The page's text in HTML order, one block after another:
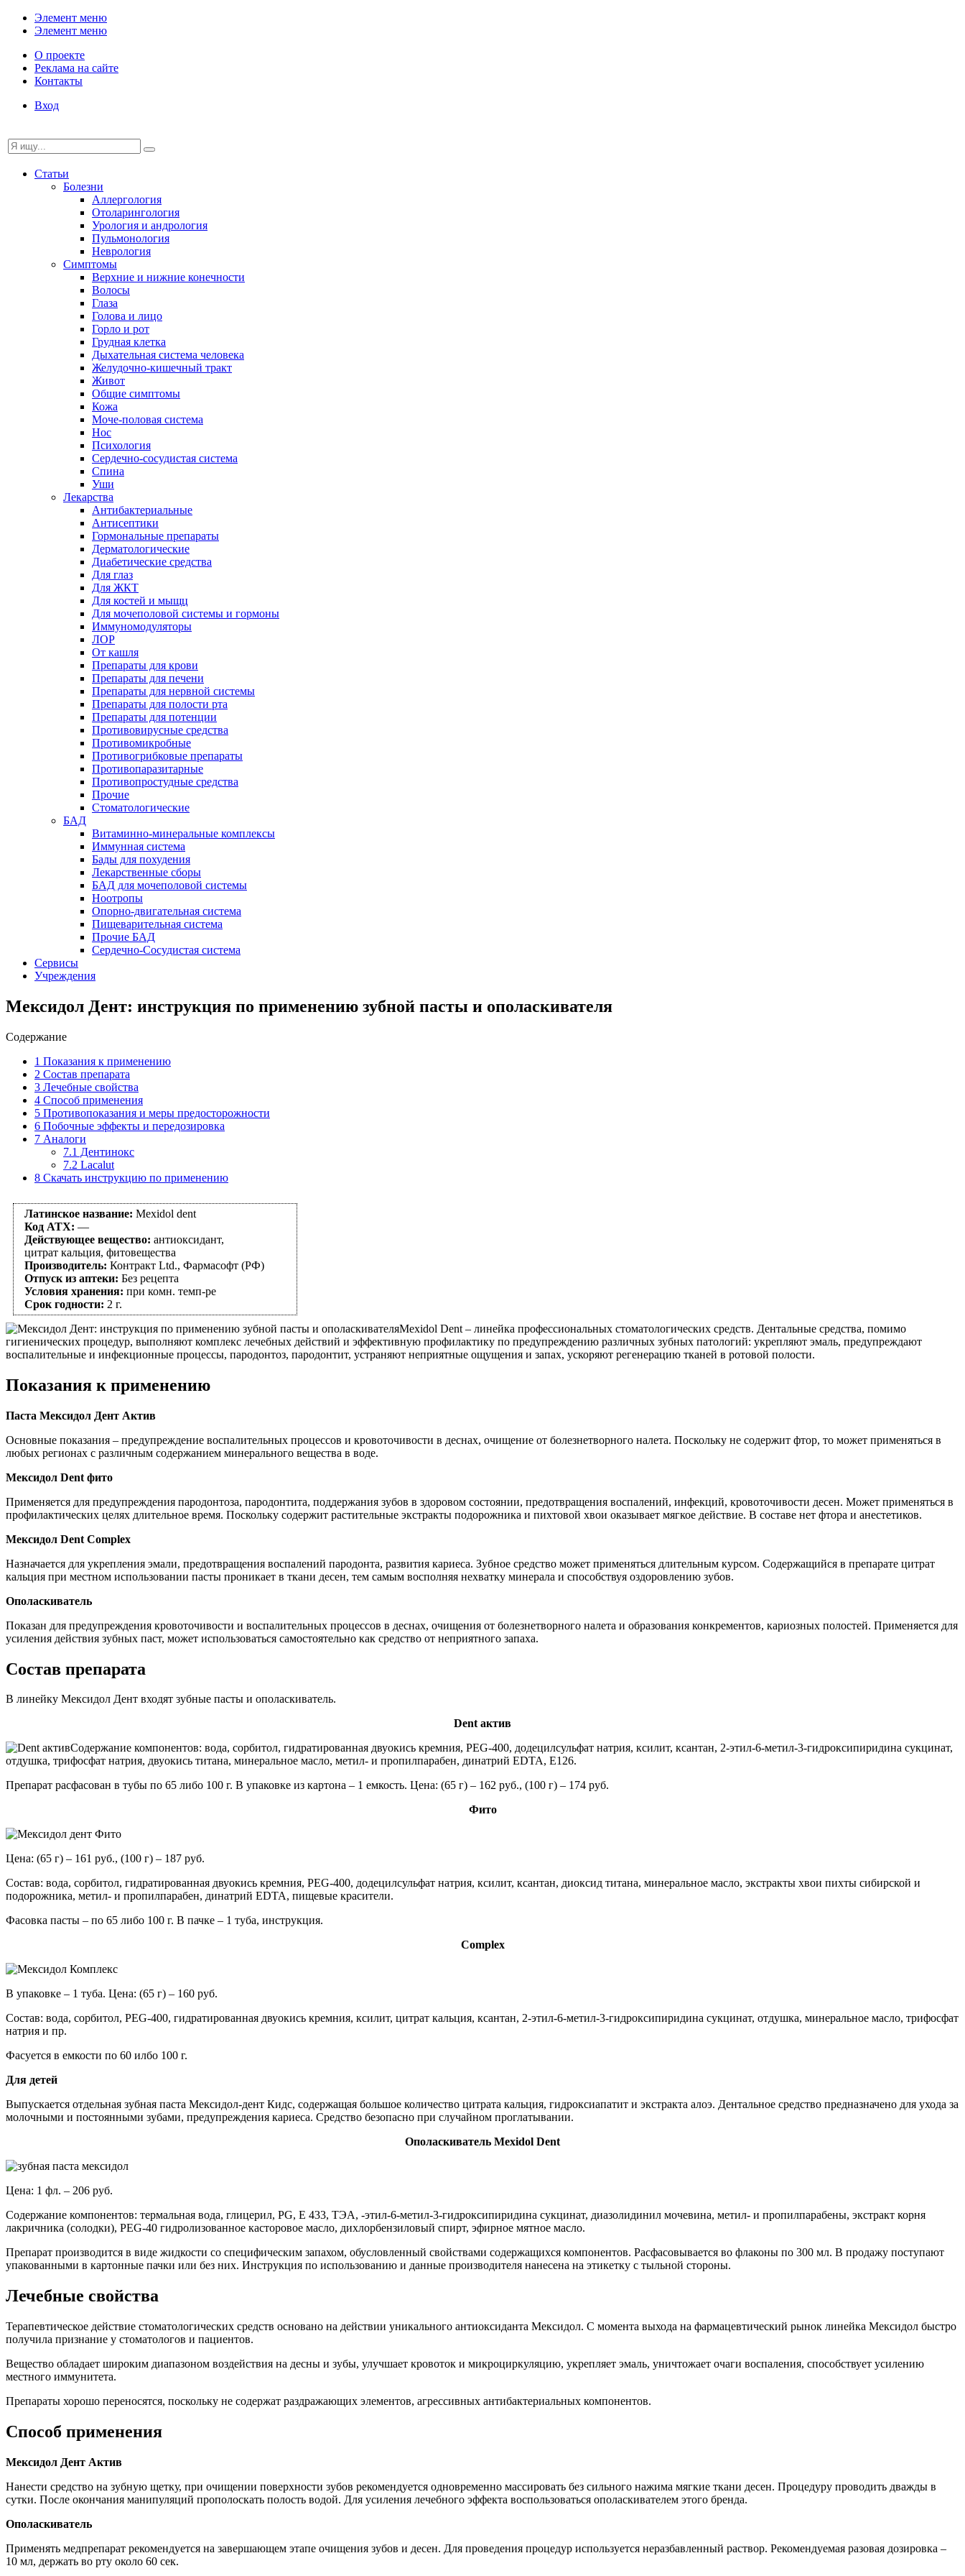
Элемент меню
Элемент меню
О проекте
Реклама на сайте
Контакты
Вход
Статьи
Болезни
Аллергология
Отоларингология
Урология и андрология
Пульмонология
Неврология
Симптомы
Верхние и нижние конечности
Волосы
Глаза
Голова и лицо
Горло и рот
Грудная клетка
Дыхательная система человека
Желудочно-кишечный тракт
Живот
Общие симптомы
Кожа
Моче-половая система
Нос
Психология
Сердечно-сосудистая система
Спина
Уши
Лекарства
Антибактериальные
Антисептики
Гормональные препараты
Дерматологические
Диабетические средства
Для глаз
Для ЖКТ
Для костей и мыщц
Для мочеполовой системы и гормоны
Иммуномодуляторы
ЛОР
От кашля
Препараты для крови
Препараты для печени
Препараты для нервной системы
Препараты для полости рта
Препараты для потенции
Противовирусные средства
Противомикробные
Противогрибковые препараты
Противопаразитарные
Противопростудные средства
Прочие
Стоматологические
БАД
Витаминно-минеральные комплексы
Иммунная система
Бады для похудения
Лекарственные сборы
БАД для мочеполовой системы
Ноотропы
Опорно-двигательная система
Пищеварительная система
Прочие БАД
Сердечно-Сосудистая система
Сервисы
Учреждения
Мексидол Дент: инструкция по применению зубной пасты и ополаскивателя
Содержание
1 Показания к применению
2 Состав препарата
3 Лечебные свойства
4 Способ применения
5 Противопоказания и меры предосторожности
6 Побочные эффекты и передозировка
7 Аналоги
7.1 Дентинокс
7.2 Lacalut
8 Скачать инструкцию по применению
Латинское название: Mexidol dent
Код АТХ: —
Действующее вещество: антиоксидант,
цитрат кальция, фитовещества
Производитель: Контракт Ltd., Фармасофт (РФ)
Отпуск из аптеки: Без рецепта
Условия хранения: при комн. темп-ре
Срок годности: 2 г.
Mexidol Dent – линейка профессиональных стоматологических средств. Дентальные средства, помимо
гигиенических процедур, выполняют комплекс лечебных действий и эффективную профилактику по предупреждению различных зубных патологий: укрепляют эмаль, предупреждают
воспалительные и инфекционные процессы, пародонтоз, пародонтит, устраняют неприятные ощущения и запах, ускоряют регенерацию тканей в ротовой полости.
Показания к применению
Паста Мексидол Дент Актив
Основные показания – предупреждение воспалительных процессов и кровоточивости в деснах, очищение от болезнетворного налета. Поскольку не содержит фтор, то может применяться в
любых регионах с различным содержанием минерального вещества в воде.
Мексидол Dent фито
Применяется для предупреждения пародонтоза, пародонтита, поддержания зубов в здоровом состоянии, предотвращения воспалений, инфекций, кровоточивости десен. Может применяться в
профилактических целях длительное время. Поскольку содержит растительные экстракты подорожника и пихтовой хвои оказывает мягкое действие. В составе нет фтора и анестетиков.
Мексидол Dent Complex
Назначается для укрепления эмали, предотвращения воспалений пародонта, развития кариеса. Зубное средство может применяться длительным курсом. Содержащийся в препарате цитрат
кальция при местном использовании пасты проникает в ткани десен, тем самым восполняя нехватку минерала и способствуя оздоровлению зубов.
Ополаскиватель
Показан для предупреждения кровоточивости и воспалительных процессов в деснах, очищения от болезнетворного налета и образования конкрементов, кариозных полостей. Применяется для
усиления действия зубных паст, может использоваться самостоятельно как средство от неприятного запаха.
Состав препарата
В линейку Мексидол Дент входят зубные пасты и ополаскиватель.
Dent актив
Содержание компонентов: вода, сорбитол, гидратированная двуокись кремния, PEG-400, додецилсульфат натрия, ксилит, ксантан, 2-этил-6-метил-3-гидроксипиридина сукцинат,
отдушка, трифосфат натрия, двуокись титана, минеральное масло, метил- и пропилпарабен, динатрий EDTA, Е126.
Препарат расфасован в тубы по 65 либо 100 г. В упаковке из картона – 1 емкость. Цена: (65 г) – 162 руб., (100 г) – 174 руб.
Фито
Цена: (65 г) – 161 руб., (100 г) – 187 руб.
Состав: вода, сорбитол, гидратированная двуокись кремния, PEG-400, додецилсульфат натрия, ксилит, ксантан, диоксид титана, минеральное масло, экстракты хвои пихты сибирской и
подорожника, метил- и пропилпарабен, динатрий EDTA, пищевые красители.
Фасовка пасты – по 65 либо 100 г. В пачке – 1 туба, инструкция.
Complex
В упаковке – 1 туба. Цена: (65 г) – 160 руб.
Состав: вода, сорбитол, PEG-400, гидратированная двуокись кремния, ксилит, цитрат кальция, ксантан, 2-этил-6-метил-3-гидроксипиридина сукцинат, отдушка, минеральное масло, трифосфат
натрия и пр.
Фасуется в емкости по 60 илбо 100 г.
Для детей
Выпускается отдельная зубная паста Мексидол-дент Кидс, содержащая большое количество цитрата кальция, гидроксиапатит и экстракта алоэ. Дентальное средство предназначено для ухода за
молочными и постоянными зубами, предупреждения кариеса. Средство безопасно при случайном проглатывании.
Ополаскиватель Mexidol Dent
Цена: 1 фл. – 206 руб.
Содержание компонентов: термальная вода, глицерил, PG, Е 433, ТЭА, -этил-6-метил-3-гидроксипиридина сукцинат, диазолидинил мочевина, метил- и пропилпарабены, экстракт корня
лакричника (солодки), PEG-40 гидролизованное касторовое масло, дихлорбензиловый спирт, эфирное мятное масло.
Препарат производится в виде жидкости со специфическим запахом, обусловленный свойствами содержащихся компонентов. Расфасовывается во флаконы по 300 мл. В продажу поступают
упакованными в картонные пачки или без них. Инструкция по использованию и данные производителя нанесена на этикетку с тыльной стороны.
Лечебные свойства
Терапевтическое действие стоматологических средств основано на действии уникального антиоксиданта Мексидол. С момента выхода на фармацевтический рынок линейка Мексидол быстро
получила признание у стоматологов и пациентов.
Вещество обладает широким диапазоном воздействия на десны и зубы, улучшает кровоток и микроциркуляцию, укрепляет эмаль, уничтожает очаги воспаления, способствует усилению
местного иммунитета.
Препараты хорошо переносятся, поскольку не содержат раздражающих элементов, агрессивных антибактериальных компонентов.
Способ применения
Мексидол Дент Актив
Нанести средство на зубную щетку, при очищении поверхности зубов рекомендуется одновременно массировать без сильного нажима мягкие ткани десен. Процедуру проводить дважды в
сутки. После окончания манипуляций прополоскать полость водой. Для усиления лечебного эффекта воспользоваться ополаскивателем этого бренда.
Ополаскиватель
Применять медпрепарат рекомендуется на завершающем этапе очищения зубов и десен. Для проведения процедур используется неразбавленный раствор. Рекомендуемая разовая дозировка –
10 мл, держать во рту около 60 сек.